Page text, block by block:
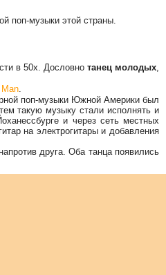
поп-музыки этой страны.
в 50х. Дословно танец молодых,
.
поп-музыки Южной Америки был
такую музыку стали исполнять и
и через сеть местных
на электрогитары и добавления
друга. Оба танца появились